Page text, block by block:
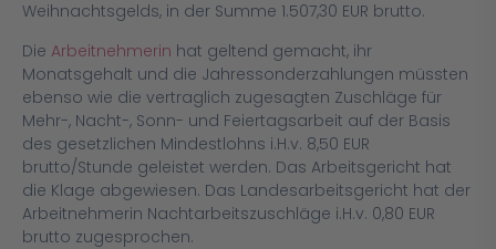
Weihnachtsgelds, in der Summe 1.507,30 EUR brutto.
Die Arbeitnehmerin hat geltend gemacht, ihr
Monatsgehalt und die Jahressonderzahlungen müssten
ebenso wie die vertraglich zugesagten Zuschläge für
Mehr-, Nacht-, Sonn- und Feiertagsarbeit auf der Basis
des gesetzlichen Mindestlohns i.H.v. 8,50 EUR
brutto/Stunde geleistet werden. Das Arbeitsgericht hat
die Klage abgewiesen. Das Landesarbeitsgericht hat der
Arbeitnehmerin Nachtarbeitszuschläge i.H.v. 0,80 EUR
brutto zugesprochen.